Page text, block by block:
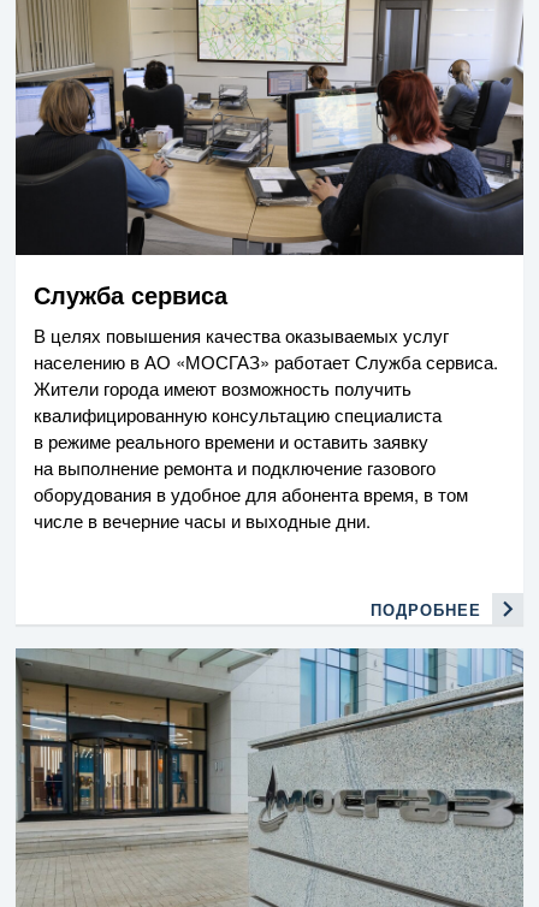
Служба сервиса
В целях повышения качества оказываемых услуг
населению вАО «МОСГАЗ» работает Служба сервиса.
Жители города имеют возможность получить
квалифицированную консультацию специалиста
в режиме реального времени и оставить заявку
на выполнение ремонта и подключение газового
оборудования в удобное для абонента время, в том
числе в вечерние часы и выходные дни.
ПОДРОБНЕЕ